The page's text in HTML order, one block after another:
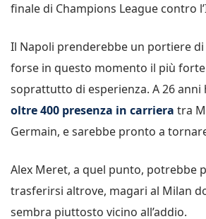
finale di Champions League contro
Il Napoli prenderebbe un portiere
forse in questo momento il più
soprattutto di esperienza. A 26 anni
oltre 400 presenza in carriera tra
Germain, e sarebbe pronto a
Alex Meret, a quel punto, potrebbe
trasferirsi altrove, magari al Milan
sembra piuttosto vicino all’addio.